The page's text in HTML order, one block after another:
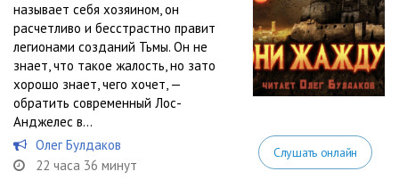
называет себя хозяином, он
расчетливо и бесстрастно правит
легионами созданий Тьмы. Он не
знает, что такое жалость, но зато
хорошо знает, чего хочет, —
обратить современный Лос-
Анджелес в...
Олег Булдаков
22 часа 36 минут
Слушать онлайн